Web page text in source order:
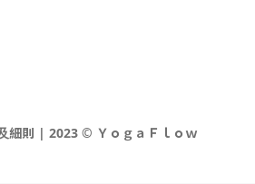
細則 | 2023 © ＹｏｇａＦｌｏｗ